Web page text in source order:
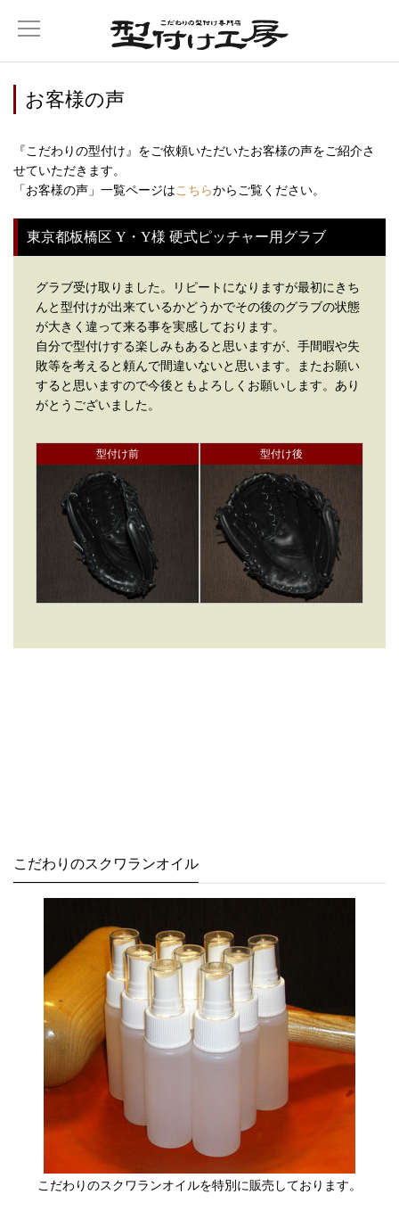
お客様の声
『こだわりの型付け』をご依頼いただいたお客様の声をご紹介さ
せていただきます。
「お客様の声」一覧ページはこちらからご覧ください。
東京都板橋区 Y・Y様 硬式ピッチャー用グラブ
グラブ受け取りました。リピートになりますが最初にきち
んと型付けが出来ているかどうかでその後のグラブの状態
が大きく違って来る事を実感しております。
自分で型付けする楽しみもあると思いますが、手間暇や失
敗等を考えると頼んで間違いないと思います。またお願い
すると思いますので今後ともよろしくお願いします。あり
がとうございました。
型付け前 型付け後
こだわりのスクワランオイル
こだわりのスクワランオイルを特別に販売しております。